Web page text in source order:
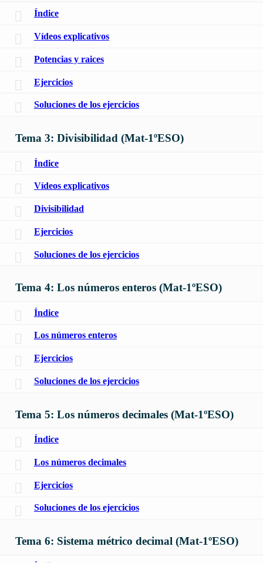
Índice
Vídeos explicativos
Potencias y raices
Ejercicios
Soluciones de los ejercicios
Tema 3: Divisibilidad (Mat-1ºESO)
Índice
Vídeos explicativos
Divisibilidad
Ejercicios
Soluciones de los ejercicios
Tema 4: Los números enteros (Mat-1ºESO)
Índice
Los números enteros
Ejercicios
Soluciones de los ejercicios
Tema 5: Los números decimales (Mat-1ºESO)
Índice
Los números decimales
Ejercicios
Soluciones de los ejercicios
Tema 6: Sistema métrico decimal (Mat-1ºESO)